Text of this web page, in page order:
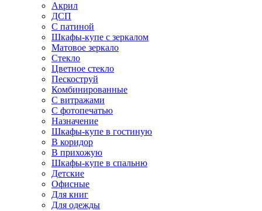
Акрил
ДСП
С патиной
Шкафы-купе с зеркалом
Матовое зеркало
Стекло
Цветное стекло
Пескоструй
Комбинированные
С витражами
С фотопечатью
Назначение
Шкафы-купе в гостиную
В коридор
В прихожую
Шкафы-купе в спальню
Детские
Офисные
Для книг
Для одежды